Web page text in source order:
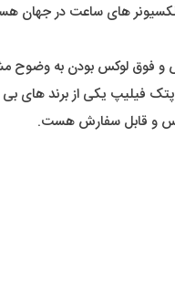
های ساعت در جهان
پتک فیلیپ یکی از برند
و قابل سفارش هست.